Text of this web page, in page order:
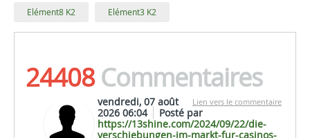
Elément8 K2 Elément3 K2
24408Commentaires
Lien vers le commentaire
vendredi, 07 août
2026 06:04
Posté par
https://13shine.com/2024/09/22/die-
verschiebungen-im-markt-fur-casinos-